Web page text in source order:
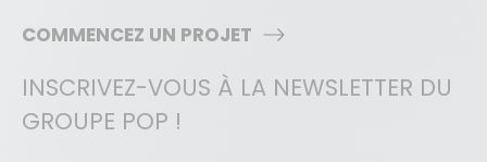
COMMENCEZ UN PROJET
INSCRIVEZ-VOUS À LA NEWSLETTER DU
GROUPE POP !